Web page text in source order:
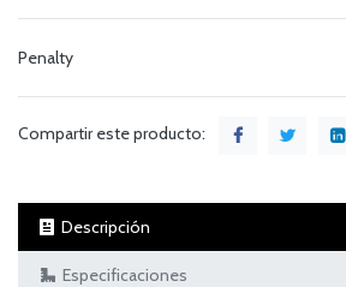
Penalty
Compartir este producto:
Descripción
Especificaciones